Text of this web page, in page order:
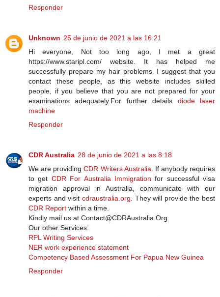
Responder
Unknown 25 de junio de 2021 a las 16:21
Hi everyone, Not too long ago, I met a great
https://www.staripl.com/ website. It has helped me
successfully prepare my hair problems. I suggest that you
contact these people, as this website includes skilled
people, if you believe that you are not prepared for your
examinations adequately.For further details diode laser
machine
Responder
CDR Australia 28 de junio de 2021 a las 8:18
We are providingCDR Writers Australia. If anybody requires
to get CDR For Australia Immigration for successful visa
migration approval in Australia, communicate with our
experts and visit cdraustralia.org. They will provide the best
CDR Report within a time.
Kindly mail us at Contact@CDRAustralia.Org
Our other Services:
RPL Writing Services
NER work experience statement
Competency Based Assessment For Papua New Guinea
Responder